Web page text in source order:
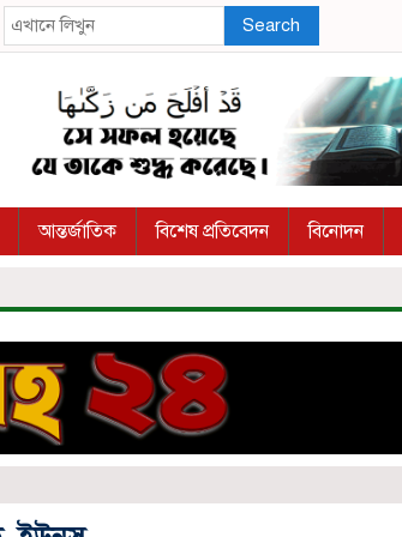
Search
আন্তর্জাতিক বিশেষ প্রতিবেদন বিনোদন